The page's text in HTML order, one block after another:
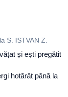
S. ISTVAN Z.
și ești pregătit
hotărât până la